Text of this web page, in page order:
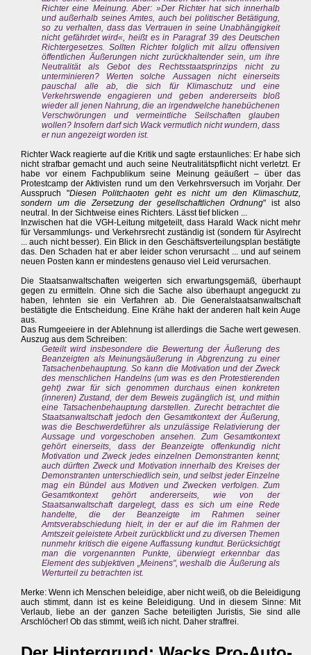
Richter eine Meinung. Aber: »Der Richter hat sich innerhalb
und außerhalb seines Amtes, auch bei politischer Betätigung,
so zu verhalten, dass das Vertrauen in seine Unabhängigkeit
nicht gefährdet wird«, heißt es in Paragraf 39 des Deutschen
Richtergesetzes. Sollten Richter folglich mit allzu offensiven
öffentlichen Äußerungen nicht zurückhaltender sein, um ihre
Neutralität als Gebot des Rechtsstaatsprinzips nicht zu
unterminieren? Werten solche Aussagen nicht einerseits
pauschal alle ab, die sich für Klimaschutz und eine
Verkehrswende engagieren und geben andererseits bloß
wieder all jenen Nahrung, die an irgendwelche hanebüchenen
Verschwörungen und vermeintliche Seilschaften glauben
wollen? Insofern darf sich Wack vermutlich nicht wundern, dass
er nun angezeigt worden ist.
Richter Wack reagierte auf die Kritik und sagte erstaunliches: Er habe sich
nicht strafbar gemacht und auch seine Neutralitätspflicht nicht verletzt. Er
habe vor einem Fachpublikum seine Meinung geäußert – über das
Protestcamp der Aktivisten rund um den Verkehrsversuch im Vorjahr. Der
Ausspruch "Diesen Politchaoten geht es nicht um den Klimaschutz,
sondern um die Zersetzung der gesellschaftlichen Ordnung" ist also
neutral. In der Sichtweise eines Richters. Lässt tief blicken ...
Inzwischen hat die VGH-Leitung mitgeteilt, dass Harald Wack nicht mehr
für Versammlungs- und Verkehrsrecht zuständig ist (sondern für Asylrecht
... auch nicht besser). Ein Blick in den Geschäftsverteilungsplan bestätigte
das. Den Schaden hat er aber leider schon verursacht ... und auf seinem
neuen Posten kann er mindestens genauso viel Leid verursachen.
Die Staatsanwaltschaften weigerten sich erwartungsgemäß, überhaupt
gegen zu ermitteln. Ohne sich die Sache also überhaupt angeguckt zu
haben, lehnten sie ein Verfahren ab. Die Generalstaatsanwaltschaft
bestätigte die Entscheidung. Eine Krähe hakt der anderen halt kein Auge
aus.
Das Rumgeeiere in der Ablehnung ist allerdings die Sache wert gewesen.
Auszug aus dem Schreiben:
Geteilt wird insbesondere die Bewertung der Äußerung des
Beanzeigten als Meinungsäußerung in Abgrenzung zu einer
Tatsachenbehauptung. So kann die Motivation und der Zweck
des menschlichen Handelns (um was es den Protestierenden
geht) zwar für sich genommen durchaus einen konkreten
(inneren) Zustand, der dem Beweis zugänglich ist, und mithin
eine Tatsachenbehauptung darstellen. Zurecht betrachtet die
Staatsanwaltschaft jedoch den Gesamtkontext der Äußerung,
was die Beschwerdeführer als unzulässige Relativierung der
Aussage und vorgeschoben ansehen. Zum Gesamtkontext
gehört einerseits, dass der Beanzeigte offenkundig nicht
Motivation und Zweck jedes einzelnen Demonstranten kennt;
auch dürften Zweck und Motivation innerhalb des Kreises der
Demonstranten unterschiedlich sein, und selbst jeder Einzelne
mag ein Bündel aus Motiven und Zwecken verfolgen. Zum
Gesamtkontext gehört andererseits, wie von der
Staatsanwaltschaft dargelegt, dass es sich um eine Rede
handelte, die der Beanzeigte im Rahmen seiner
Amtsverabschiedung hielt, in der er auf die im Rahmen der
Amtszeit geleistete Arbeit zurückblickt und zu diversen Themen
nunmehr kritisch die eigene Auffassung kundtut. Berücksichtigt
man die vorgenannten Punkte, überwiegt erkennbar das
Element des subjektiven „Meinens", weshalb die Äußerung als
Werturteil zu betrachten ist.
Merke: Wenn ich Menschen beleidige, aber nicht weiß, ob die Beleidigung
auch stimmt, dann ist es keine Beleidigung. Und in diesem Sinne: Mit
Verlaub, liebe an der ganzen Sache beteiligten Juristis, Sie sind alle
Arschlöcher! Ob das stimmt, weiß ich nicht. Daher straffrei.